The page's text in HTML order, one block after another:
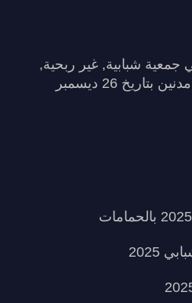
شبابية, غير ربحية,
مستقلة تأسست بمدينة مدنين بتاريخ 26 ديسمبر
2025